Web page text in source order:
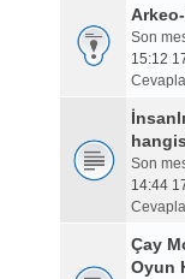
Arkeo-
Son
15:12
Son
14:44
Çay
Oyun